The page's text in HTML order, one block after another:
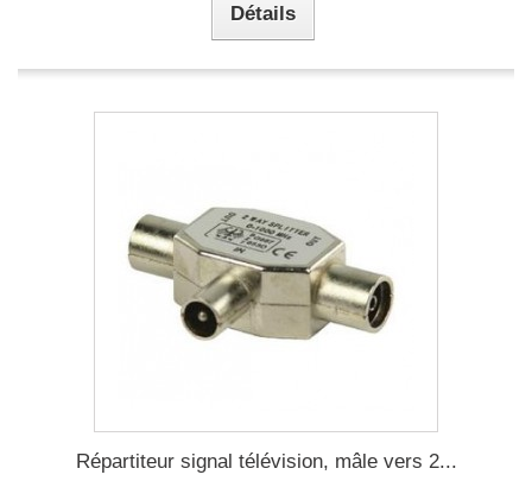
Détails
Répartiteur signal télévision, mâle vers 2...